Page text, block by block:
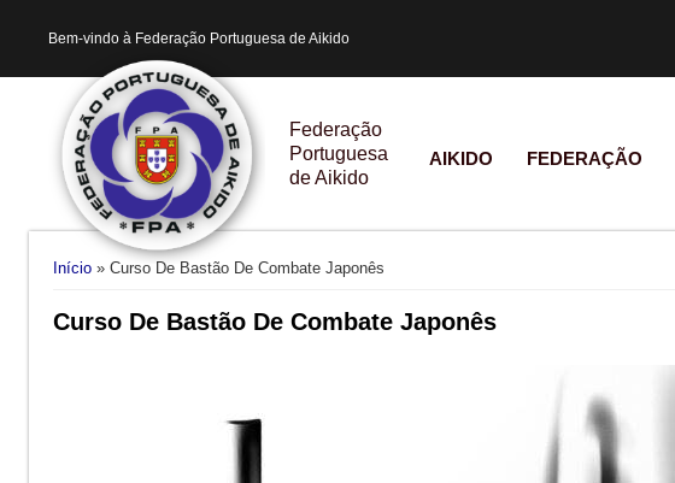
Bem-vindo à Federação Portuguesa de Aikido
Federação
Portuguesa
de Aikido
AIKIDO FEDERAÇÃO
Está aqui
Início» Curso De Bastão De Combate Japonês
Curso De Bastão De Combate Japonês